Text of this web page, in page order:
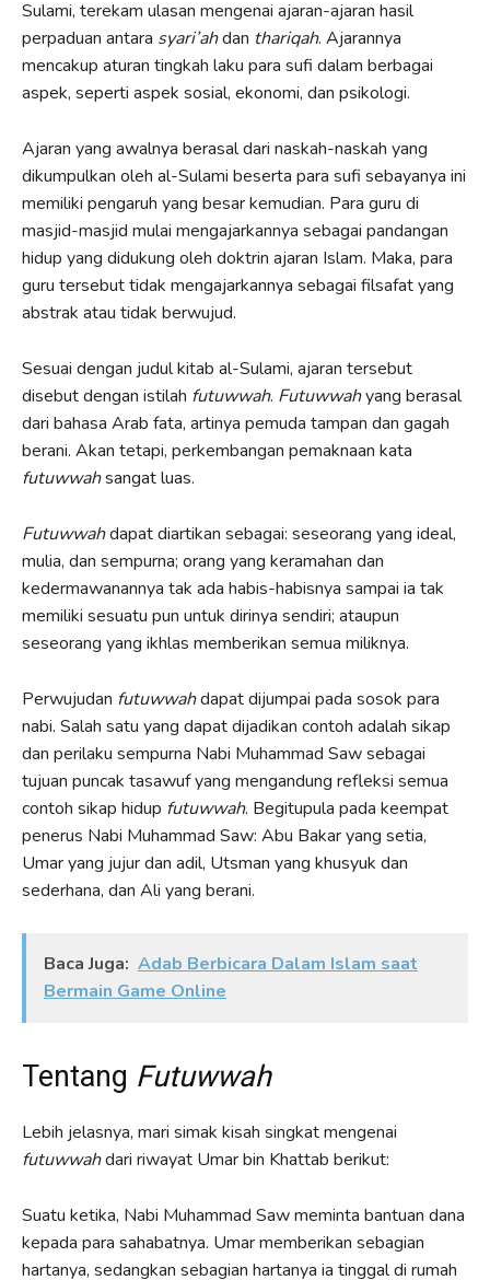
Sulami, terekam ulasan mengenai ajaran-ajaran hasil
perpaduan antara syari’ahdan thariqah. Ajarannya
mencakup aturan tingkah laku para sufi dalam berbagai
aspek, seperti aspek sosial, ekonomi, dan psikologi.
Ajaran yang awalnya berasal dari naskah-naskah yang
dikumpulkan oleh al-Sulami beserta para sufi sebayanya ini
memiliki pengaruh yang besar kemudian. Para guru di
masjid-masjid mulai mengajarkannya sebagai pandangan
hidup yang didukung oleh doktrin ajaran Islam. Maka, para
guru tersebut tidak mengajarkannya sebagai filsafat yang
abstrak atau tidak berwujud.
Sesuai dengan judul kitab al-Sulami, ajaran tersebut
disebut dengan istilah futuwwah. Futuwwahyang berasal
dari bahasa Arab fata, artinya pemuda tampan dan gagah
berani. Akan tetapi, perkembangan pemaknaan kata
futuwwahsangat luas.
Futuwwahdapat diartikan sebagai: seseorang yang ideal,
mulia, dan sempurna; orang yang keramahan dan
kedermawanannya tak ada habis-habisnya sampai ia tak
memiliki sesuatu pun untuk dirinya sendiri; ataupun
seseorang yang ikhlas memberikan semua miliknya.
Perwujudan futuwwahdapat dijumpai pada sosok para
nabi. Salah satu yang dapat dijadikan contoh adalah sikap
dan perilaku sempurna Nabi Muhammad Saw sebagai
tujuan puncak tasawuf yang mengandung refleksi semua
contoh sikap hidup futuwwah. Begitupula pada keempat
penerus Nabi Muhammad Saw: Abu Bakar yang setia,
Umar yang jujur dan adil, Utsman yang khusyuk dan
sederhana, dan Ali yang berani.
Baca Juga: Adab Berbicara Dalam Islam saat
Bermain Game Online
Tentang Futuwwah
Lebih jelasnya, mari simak kisah singkat mengenai
futuwwahdari riwayat Umar bin Khattab berikut:
Suatu ketika, Nabi Muhammad Saw meminta bantuan dana
kepada para sahabatnya. Umar memberikan sebagian
hartanya, sedangkan sebagian hartanya ia tinggal di rumah